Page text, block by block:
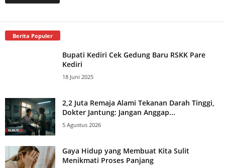
Berita Populer
Bupati Kediri Cek Gedung Baru RSKK Pare
Kediri
18 Juni 2025
2,2 Juta Remaja Alami Tekanan Darah Tinggi,
Dokter Jantung: Jangan Anggap...
5 Agustus 2026
Gaya Hidup yang Membuat Kita Sulit
Menikmati Proses Panjang